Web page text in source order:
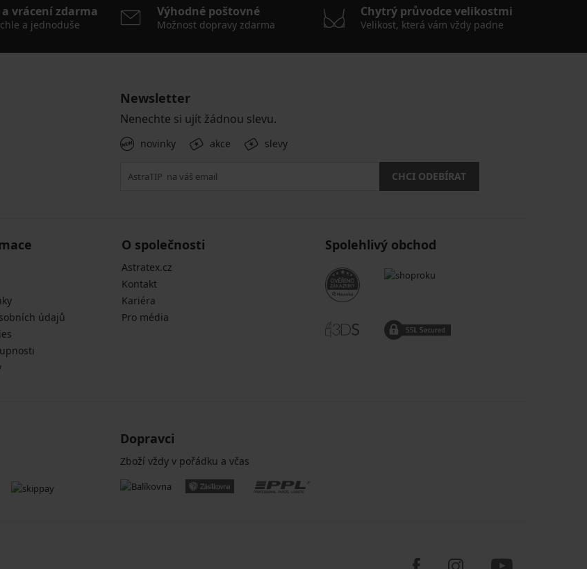
vrácení zdarma
a jednoduše
Výhodné poštovné
Možnost dopravy zdarma
Chytrý průvodce velikostmi
Velikost, která vám vždy padne
Newsletter
Nenechte si ujít žádnou slevu.
novinky akce slevy
CHCI ODEBÍRAT
údajů
O společnosti
Astratex.cz
Kontakt
Kariéra
Pro média
Spolehlivý obchod
Dopravci
Zboží vždy v pořádku a včas